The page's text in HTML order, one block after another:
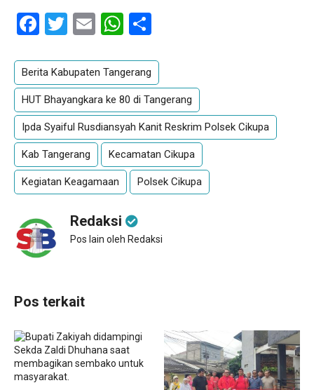
Facebook
Twitter
EmailWhatsApp
Berita Kabupaten Tangerang
HUT Bhayangkara ke 80 di Tangerang
Ipda Syaiful Rusdiansyah Kanit Reskrim Polsek Cikupa
Kab Tangerang Kecamatan Cikupa
Kegiatan Keagamaan Polsek Cikupa
Redaksi
Pos lain oleh Redaksi
Pos terkait